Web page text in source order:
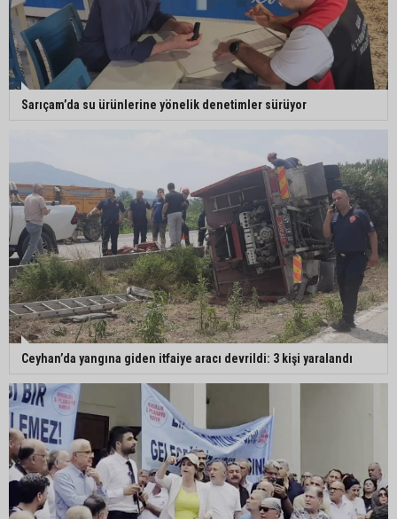
Sarıçam’da su ürünlerine yönelik denetimler sürüyor
Ceyhan’da yangına giden itfaiye aracı devrildi: 3 kişi yaralandı